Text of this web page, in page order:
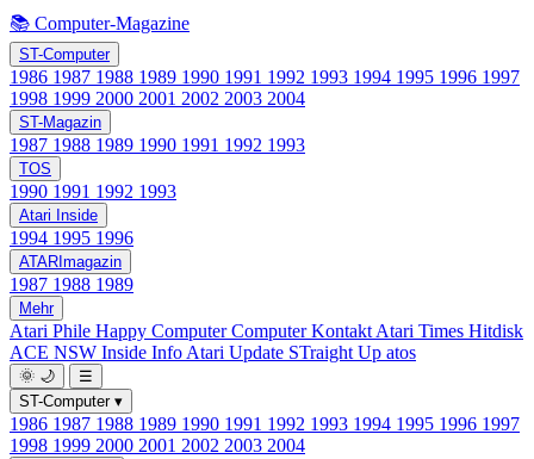
📚 Computer-Magazine
ST-Computer
1986 1987 1988 1989 1990 1991 1992 1993 1994 1995 1996 1997
1998 1999 2000 2001 2002 2003 2004
ST-Magazin
1987 1988 1989 1990 1991 1992 1993
TOS
1990 1991 1992 1993
Atari Inside
1994 1995 1996
ATARImagazin
1987 1988 1989
Mehr
Atari Phile Happy ComputerComputer Kontakt Atari Times Hitdisk
ACE NSW Inside Info Atari Update STraight Up atos
🌞 🌙
☰
ST-Computer ▾
1986 1987 1988 1989 1990 1991 1992 1993 1994 1995 1996 1997
1998 1999 2000 2001 2002 2003 2004